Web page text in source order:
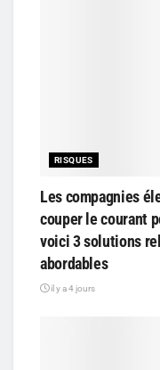
RISQUES
Les compagnies
couper le courant
voici 3 solutions
abordables
il y a 4 jours